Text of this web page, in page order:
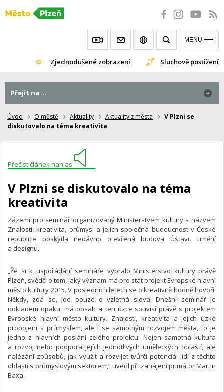
Přeskočit
Zjednodušené zobrazení Sluchově postižení
MENU
Úvod O městě Aktuality Aktuality z města
V Plzni se
diskutovalo na téma kreativita
Přečíst článek nahlas
V Plzni se diskutovalo na téma
kreativita
Zázemí pro seminář organizovaný Ministerstvem kultury s názvem
Znalosti, kreativita, průmysl a jejich společná budoucnost v České
republice poskytla nedávno otevřená budova Ústavu umění
a designu.
„Že si k uspořádání semináře vybralo Ministerstvo kultury právě
Plzeň, svědčí o tom, jaký význam má pro stát projekt Evropské hlavní
město kultury 2015. V posledních letech se o kreativitě hodně hovoří.
Někdy, zdá se, jde pouze o vzletná slova. Dnešní seminář je
dokladem opaku, má obsah a ten úzce souvisí právě s projektem
Evropské hlavní město kultury. Znalosti, kreativita a jejich úzké
propojení s průmyslem, ale i se samotným rozvojem města, to je
jedno z hlavních poslání celého projektu. Nejen samotná kultura
a rozvoj nebo podpora jejích jednotlivých uměleckých oblastí, ale
nalézání způsobů, jak využít a rozvíjet tvůrčí potenciál lidí z těchto
oblastí s průmyslovým sektorem,“ uvedl při zahájení primátor Martin
Baxa.
Přejít na ...